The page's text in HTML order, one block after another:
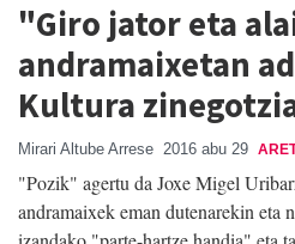
"Giro jator eta
andramaixetan
Kultura
Mirari Altube Arrese 2016 abu 29
"Pozik" agertu da Joxe Migel
andramaixek eman dutenarekin eta